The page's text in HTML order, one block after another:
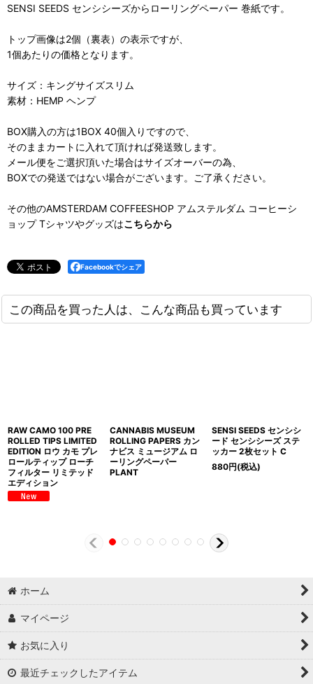
SENSI SEEDS センシシーズからローリングペーパー 巻紙です。
トップ画像は2個（裏表）の表示ですが、
1個あたりの価格となります。
サイズ：キングサイズスリム
素材：HEMP ヘンプ
BOX購入の方は1BOX 40個入りですので、
そのままカートに入れて頂ければ発送致します。
メール便をご選択頂いた場合はサイズオーバーの為、
BOXでの発送ではない場合がございます。ご了承ください。
その他のAMSTERDAM COFFEESHOP アムステルダム コーヒーシ
ョップ Tシャツやグッズはこちらから
Facebookでシェア
この商品を買った人は、こんな商品も買っています
RAW CAMO 100 PRE
ROLLED TIPS LIMITED
EDITION ロウ カモ プレ
ロールティップ ローチ
フィルター リミテッド
エディション
CANNABIS MUSEUM
ROLLING PAPERS カン
ナビス ミュージアム ロ
ーリングペーパー
PLANT
SENSI SEEDS センシシ
ード センシシーズ ステ
ッカー 2枚セット C
880円(税込)
ホーム
マイページ
お気に入り
最近チェックしたアイテム